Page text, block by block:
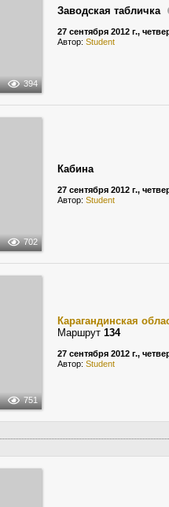
394
Заводская табличка
27 сентября 2012 г.,
Автор: Student
702
Кабина
27 сентября 2012 г.,
Автор: Student
751
Карагандинская
Маршрут 134
27 сентября 2012 г.,
Автор: Student